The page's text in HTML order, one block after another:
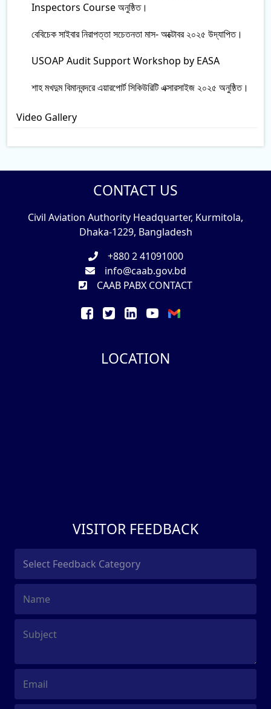
Inspectors Course অনুষ্ঠিত।
বেবিচেক সাইবার নিরাপত্তা সচেতনতা মাস- অক্টোবর ২০২৫ উদ্‌যাপিত।
USOAP Audit Support Workshop by EASA
শাহ মখদুম বিমানবন্দরে এয়ারপোর্ট সিকিউরিটি এক্সারসাইজ ২০২৫ অনুষ্ঠিত।
Video Gallery
CONTACT US
Civil Aviation Authority Headquarter, Kurmitola,
Dhaka-1229, Bangladesh
+880 2 41091000
info@caab.gov.bd
CAAB PABX CONTACT
LOCATION
VISITOR FEEDBACK